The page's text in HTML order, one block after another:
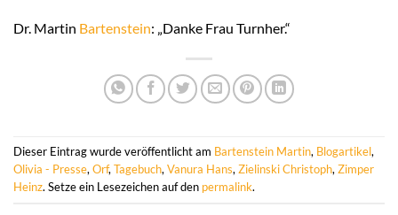
Dr. Martin Bartenstein: „Danke Frau Turnher.“
Dieser Eintrag wurde veröffentlicht am Bartenstein Martin, Blogartikel,
Olivia - Presse,Orf,Tagebuch,Vanura Hans,Zielinski Christoph,Zimper
Heinz. Setze ein Lesezeichen auf den permalink.